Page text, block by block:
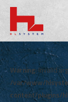
Warning: Invalid
/var/www/
content/plugins/